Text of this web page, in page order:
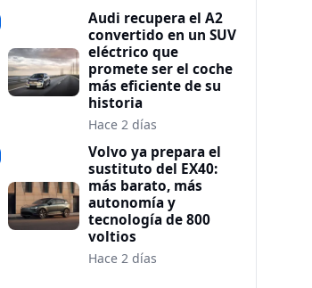
Audi recupera el A2
convertido en un SUV
eléctrico que
promete ser el coche
más eficiente de su
historia
Hace 2 días
Volvo ya prepara el
sustituto del EX40:
más barato, más
autonomía y
tecnología de 800
voltios
Hace 2 días